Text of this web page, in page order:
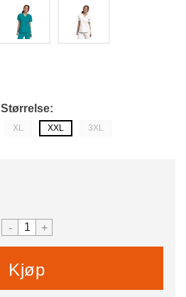
Størrelse
XL XXL 3XL
- +
Kjøp